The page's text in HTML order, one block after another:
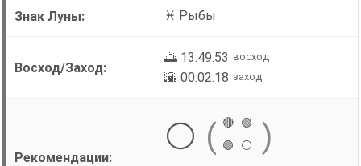
♓ Рыбы
🌅 13:49:53 восход
🌇 00:02:18 заход
⚪ ( 🔴
🟢
🟢
⚪ )